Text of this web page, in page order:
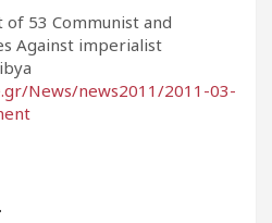
of 53 Communist and
Against imperialist
News/news2011/2011-03-